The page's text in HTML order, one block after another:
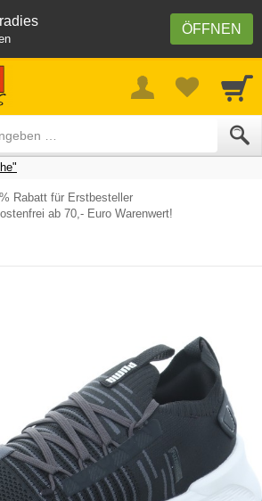
ÖFFNEN
Rabatt für Erstbesteller
ab 70,- Euro Warenwert!